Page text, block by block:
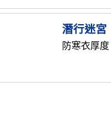
潛行迷宮
防寒衣厚度